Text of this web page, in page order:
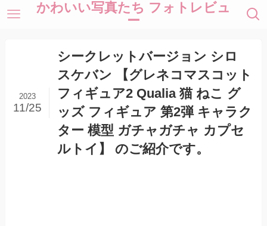
かわいい写真たち フォトレビュ
ー
シークレットバージョン シロ
スケバン 【グレネコマスコット
フィギュア2 Qualia 猫 ねこ グ
ッズ フィギュア 第2弾 キャラク
ター 模型 ガチャガチャ カプセ
ルトイ】 のご紹介です。
2023
11/25